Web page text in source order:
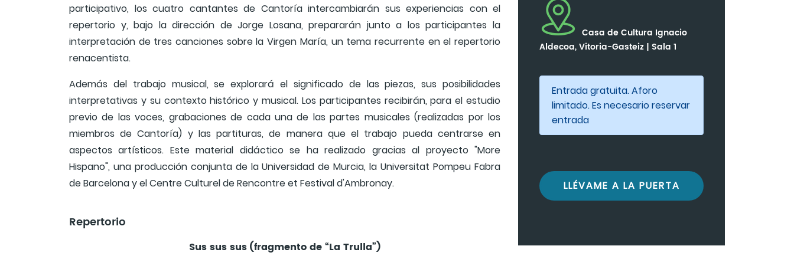
participativo, los cuatro cantantes de Cantoría intercambiarán sus experiencias con el
repertorio y, bajo la dirección de Jorge Losana, prepararán junto a los participantes la
interpretación de tres canciones sobre la Virgen María, un tema recurrente en el repertorio
renacentista.
Además del trabajo musical, se explorará el significado de las piezas, sus posibilidades
interpretativas y su contexto histórico y musical. Los participantes recibirán, para el estudio
previo de las voces, grabaciones de cada una de las partes musicales (realizadas por los
miembros de Cantoría) y las partituras, de manera que el trabajo pueda centrarse en
aspectos artísticos. Este material didáctico se ha realizado gracias al proyecto "More
Hispano", una producción conjunta de la Universidad de Murcia, la Universitat Pompeu Fabra
de Barcelona y el Centre Culturel de Rencontre et Festival d'Ambronay.
Repertorio
Sus sus sus (fragmento de “La Trulla”)
Casa de Cultura Ignacio
Aldecoa, Vitoria-Gasteiz | Sala 1
Entrada gratuita. Aforo
limitado. Es necesario reservar
entrada
LLÉVAME A LA PUERTA